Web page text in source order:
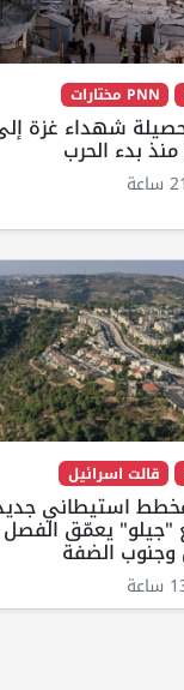
PNN مختارات
حصيلة شهداء غزة
قالت اسرائيل
استيطاني
"جيلو" يعمّق
الضفة